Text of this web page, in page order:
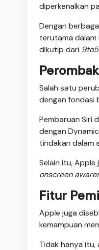
diperkenalkan
Dengan
terutama dalam
dikutip dari
Salah satu
dengan fondasi
Pembaruan Siri
dengan
tindakan dalam
Selain itu,
onscreen
Fitur
Apple juga
kemampuan
Tidak hanya